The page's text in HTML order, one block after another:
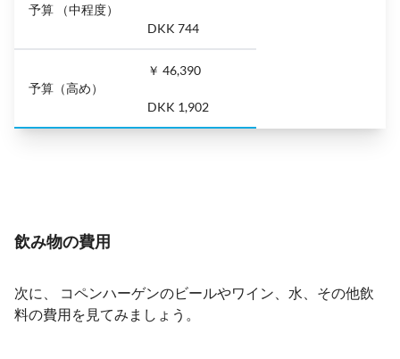
予算 （中程度）
DKK 744
予算（高め）
￥ 46,390
DKK 1,902
飲み物の費用
次に、 コペンハーゲンのビールやワイン、水、その他飲
料の費用を見てみましょう。